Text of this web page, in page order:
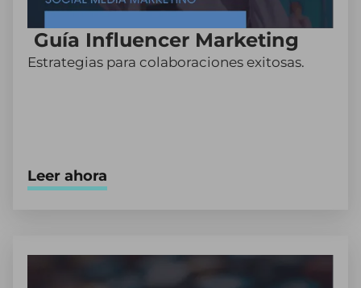
Guía Influencer Marketing
Estrategias para colaboraciones exitosas.
Leer ahora